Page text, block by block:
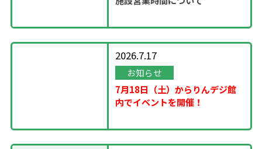
2026.7.17
お知らせ
7月18日（土）からりんデジ館
内でイベントを開催！